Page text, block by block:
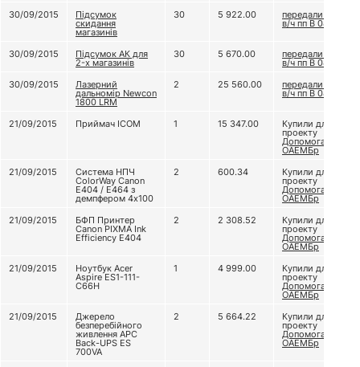
30/09/2015 Підсумок
скидання
магазинів
30 5 922.00 передали до
в/ч пп В 0849
30/09/2015 Підсумок АК для
2-х магазинів
30 5 670.00 передали до
в/ч пп В 0849
30/09/2015
Лазерний
дальномір Newcon
1800 LRM
2 25 560.00 передали до
в/ч пп В 0849
21/09/2015 Приймач ICOM 1 15 347.00 Купили для
проекту
Допомога 81
ОАЕМБр
21/09/2015
Система НПЧ
ColorWay Canon
E404 / E464 з
демпфером 4х100
2 600.34 Купили для
проекту
Допомога 81
ОАЕМБр
21/09/2015
БФП Принтер
Canon PIXMA Ink
Efficiency E404
2 2 308.52 Купили для
проекту
Допомога 81
ОАЕМБр
21/09/2015
Ноутбук Acer
Aspire ES1-111-
C66H
1 4 999.00 Купили для
проекту
Допомога 81
ОАЕМБр
21/09/2015
Джерело
безперебійного
живлення APC
Back-UPS ES
700VA
2 5 664.22 Купили для
проекту
Допомога 81
ОАЕМБр